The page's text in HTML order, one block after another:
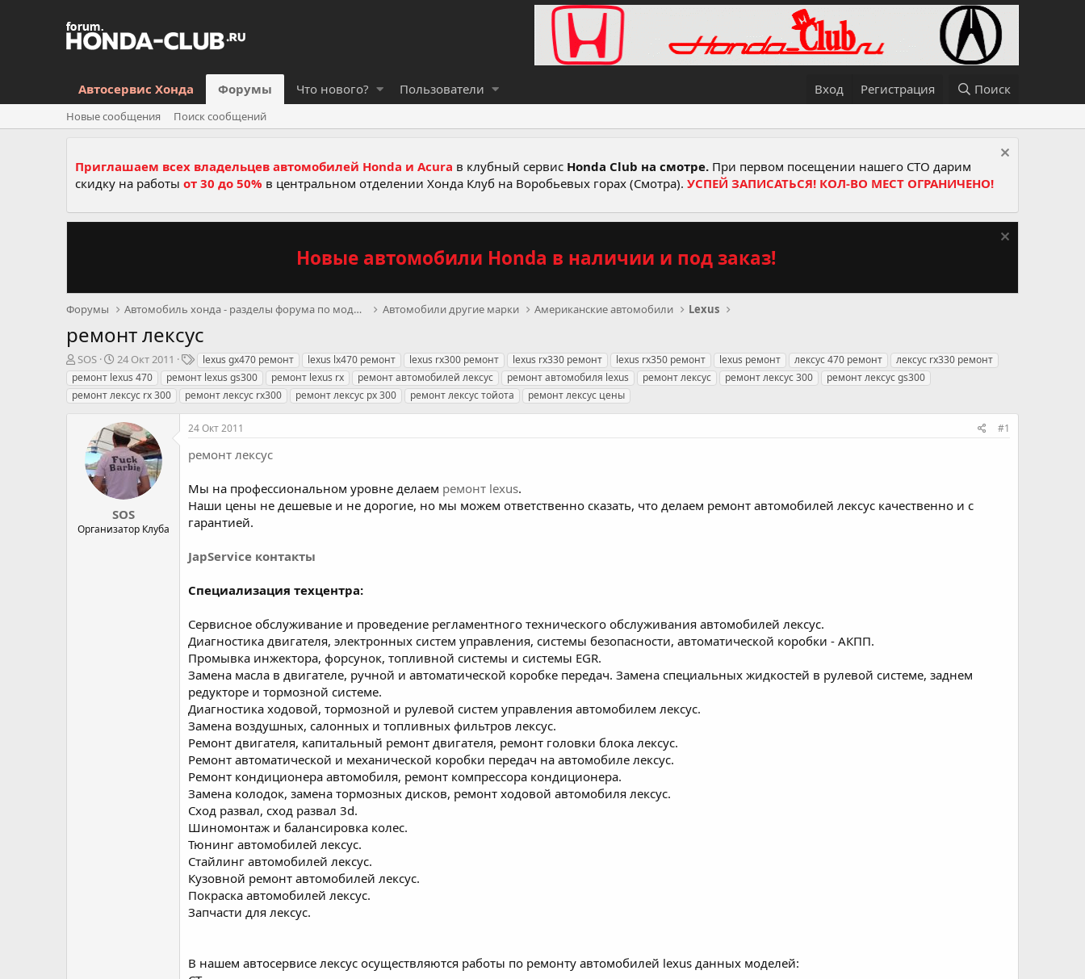
Автосервис Хонда Форумы Что нового? Пользователи Вход Регистрация Поиск
Новые сообщения Поиск сообщений
Приглашаем всех владельцев автомобилей Honda и Acura в клубный сервис Honda Club на смотре. При первом посещении нашего СТО дарим
скидку на работы от 30 до 50% в центральном отделении Хонда Клуб на Воробьевых горах (Смотра). УСПЕЙ ЗАПИСАТЬСЯ! КОЛ-ВО МЕСТ ОГРАНИЧЕНО!
Новые автомобили Honda в наличии и под заказ!
Форумы Автомобиль хонда - разделы форума по моделям, серв Автомобили другие марки Американские автомобили Lexus
ремонт лексус
А
в
т
о
SOS
Д
а
т
а
а
ч
а
л
24 Окт 2011
Т
е
г
и
lexus gx470 ремонт lexus lx470 ремонт lexus rx300 ремонт lexus rx330 ремонт lexus rx350 ремонт lexus ремонт лексус 470 ремонт
лексус rx330 ремонт
ремонт lexus 470
ремонт lexus gs300 ремонт lexus rx ремонт автомобилей лексус ремонт автомобиля lexus ремонт лексус ремонт лексус 300
ремонт лексус gs300
ремонт лексус rx 300
ремонт лексус rx300 ремонт лексус рх 300 ремонт лексус тойота ремонт лексус цены
SOS
Организатор Клуба
24 Окт 2011 #1
ремонт лексус
Мы на профессиональном уровне делаем ремонт lexus.
Наши цены не дешевые и не дорогие, но мы можем ответственно сказать, что делаем ремонт автомобилей лексус качественно и с
гарантией.
JapService контакты
Специализация техцентра:
Сервисное обслуживание и проведение регламентного технического обслуживания автомобилей лексус.
Диагностика двигателя, электронных систем управления, системы безопасности, автоматической коробки - АКПП.
Промывка инжектора, форсунок, топливной системы и системы EGR.
Замена масла в двигателе, ручной и автоматической коробке передач. Замена специальных жидкостей в рулевой системе, заднем
редукторе и тормозной системе.
Диагностика ходовой, тормозной и рулевой систем управления автомобилем лексус.
Замена воздушных, салонных и топливных фильтров лексус.
Ремонт двигателя, капитальный ремонт двигателя, ремонт головки блока лексус.
Ремонт автоматической и механической коробки передач на автомобиле лексус.
Ремонт кондиционера автомобиля, ремонт компрессора кондиционера.
Замена колодок, замена тормозных дисков, ремонт ходовой автомобиля лексус.
Сход развал, сход развал 3d.
Шиномонтаж и балансировка колес.
Тюнинг автомобилей лексус.
Стайлинг автомобилей лексус.
Кузовной ремонт автомобилей лексус.
Покраска автомобилей лексус.
Запчасти для лексус.
В нашем автосервисе лексус осуществляются работы по ремонту автомобилей lexus данных моделей: